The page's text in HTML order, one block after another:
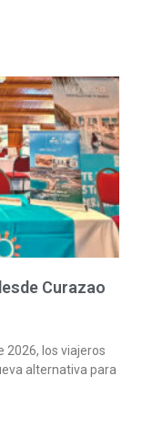
Curazao
2026, los viajeros
alternativa para